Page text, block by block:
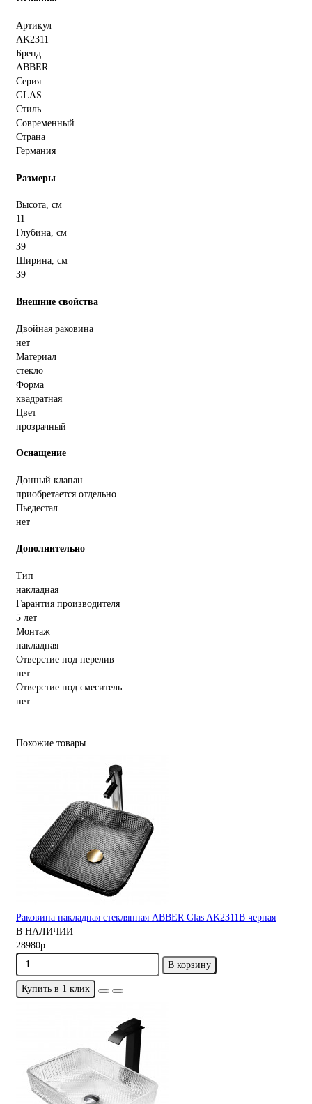
Артикул
AK2311
Бренд
ABBER
Серия
GLAS
Стиль
Современный
Страна
Германия
Размеры
Высота, см
11
Глубина, см
39
Ширина, см
39
Внешние свойства
Двойная раковина
нет
Материал
стекло
Форма
квадратная
Цвет
прозрачный
Оснащение
Донный клапан
приобретается отдельно
Пьедестал
нет
Дополнительно
Тип
накладная
Гарантия производителя
5 лет
Монтаж
накладная
Отверстие под перелив
нет
Отверстие под смеситель
нет
Похожие товары
Раковина накладная стеклянная ABBER Glas AK2311B черная
В НАЛИЧИИ
28980р.
В корзину
Купить в 1 клик